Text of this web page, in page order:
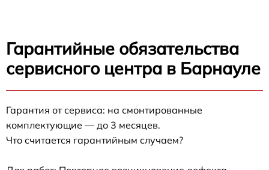
Гарантийные обязательства
сервисного центра в Барнауле
Гарантия от сервиса: на смонтированные
комплектующие — до 3 месяцев.
Что считается гарантийным случаем?